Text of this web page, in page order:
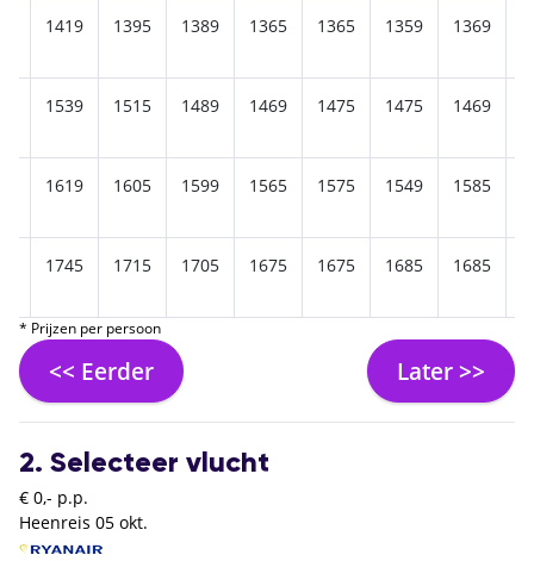
1419 1395 1389 1365 1365 1359 1369
1539 1515 1489 1469 1475 1475 1469
1619 1605 1599 1565 1575 1549 1585
1745 1715 1705 1675 1675 1685 1685
* Prijzen per persoon
<< Eerder Later >>
2. Selecteer vlucht
€ 0,- p.p.
Heenreis 05 okt.